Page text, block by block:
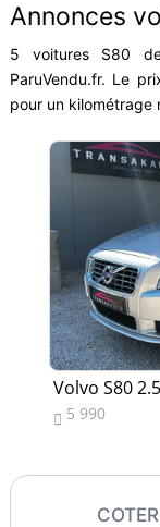
Annonces
5 voitures S80
ParuVendu.fr. Le
pour un kilométrage
Volvo S80
 5 990